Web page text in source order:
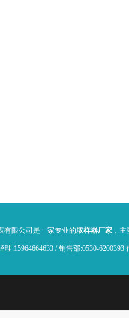
有限公司是一家专业的取样器厂家，主
理:15964664633 / 销售部:0530-